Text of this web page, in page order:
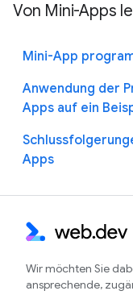
Von Mini-Apps
Mini-App
Anwendung der
Apps auf ein
Apps
Wir möchten Sie
ansprechende,